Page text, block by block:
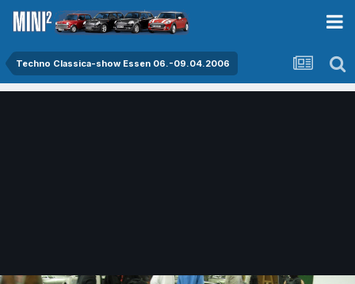
Techno Classica-show Essen 06.-09.04.2006